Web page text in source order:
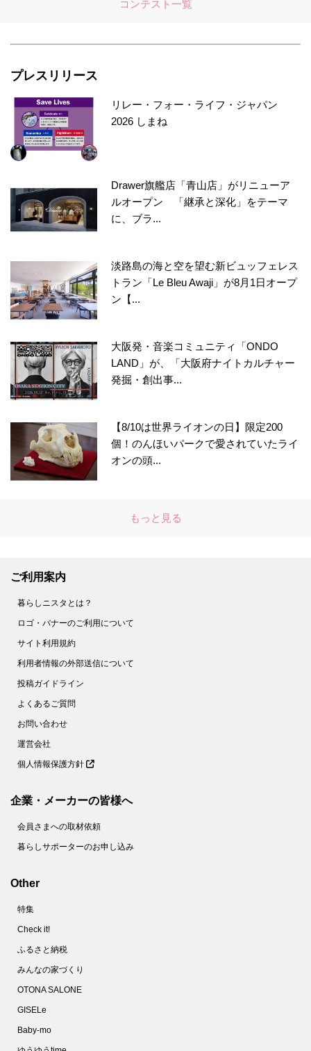
コンテスト一覧
プレスリリース
リレー・フォー・ライフ・ジャパン
2026 しまね
Drawer旗艦店「青山店」がリニューア
ルオープン 「継承と深化」をテーマ
に、ブラ...
淡路島の海と空を望む新ビュッフェレス
トラン「Le Bleu Awaji」が8月1日オープ
ン【...
大阪発・音楽コミュニティ「ONDO
LAND」が、「大阪府ナイトカルチャー
発掘・創出事...
【8/10は世界ライオンの日】限定200
個！のんほいパークで愛されていたライ
オンの頭...
もっと見る
ご利用案内
暮らしニスタとは？
ロゴ・バナーのご利用について
サイト利用規約
利用者情報の外部送信について
投稿ガイドライン
よくあるご質問
お問い合わせ
運営会社
個人情報保護方針
企業・メーカーの皆様へ
会員さまへの取材依頼
暮らしサポーターのお申し込み
Other
特集
Check it!
ふるさと納税
みんなの家づくり
OTONA SALONE
GISELe
Baby-mo